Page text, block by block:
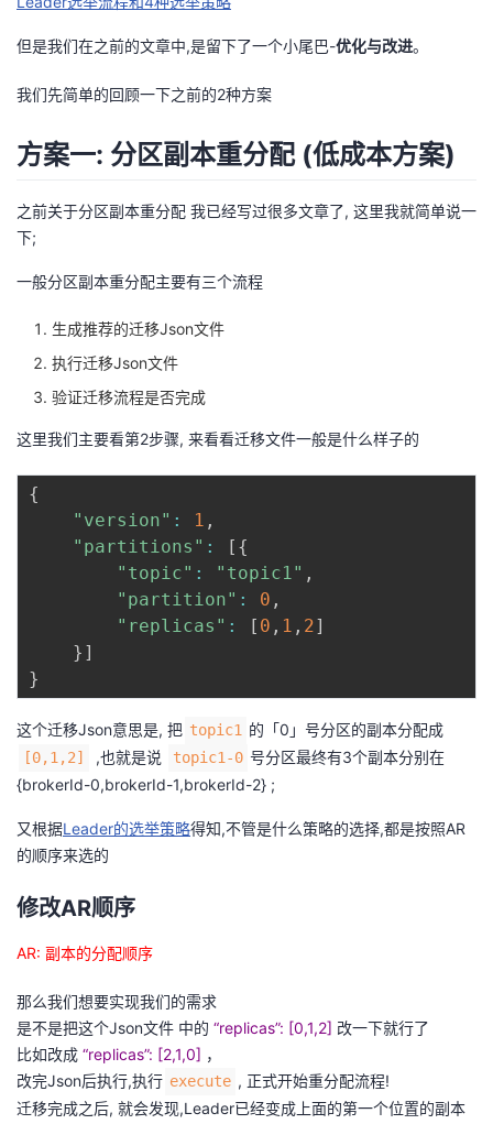
的
博
客
我
的
论
坛
我
的
圈
我
的
播
我
活
动
的
关
我
的
开
发
我
的
程
我
认
证
的
实
验
我
的
收
藏
我
的
Programs
的
的
支
持
我
声
建
议
但是我们在之前的文章中,是留下了一个小尾巴-优化与改进。
我们先简单的回顾一下之前的2种方案
方案一: 分区副本重分配 (低成本方案)
之前关于分区副本重分配 我已经写过很多文章了, 这里我就简单说一
下;
一般分区副本重分配主要有三个流程
生成推荐的迁移Json文件
执行迁移Json文件
验证迁移流程是否完成
这里我们主要看第2步骤, 来看看迁移文件一般是什么样子的
{
"version" : 1 ,
"partitions" : [ {
"topic" : "topic1" ,
"partition" : 0 ,
"replicas" : [ 0 , 1 , 2]
} ]
}
这个迁移Json意思是, 把 topic1 的「0」号分区的副本分配成
[0,1,2] ,也就是说 topic1-0 号分区最终有3个副本分别在
{brokerId-0,brokerId-1,brokerId-2} ;
又根据Leader的选举策略得知,不管是什么策略的选择,都是按照AR
的顺序来选的
修改AR顺序
AR: 副本的分配顺序
那么我们想要实现我们的需求
是不是把这个Json文件 中的 “replicas”: [0,1,2] 改一下就行了
比如改成 “replicas”: [2,1,0] ，
改完Json后执行,执行 execute , 正式开始重分配流程!
迁移完成之后, 就会发现,Leader已经变成上面的第一个位置的副本